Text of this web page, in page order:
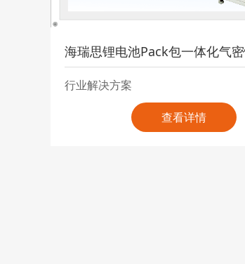
行业解决方案
查看详情